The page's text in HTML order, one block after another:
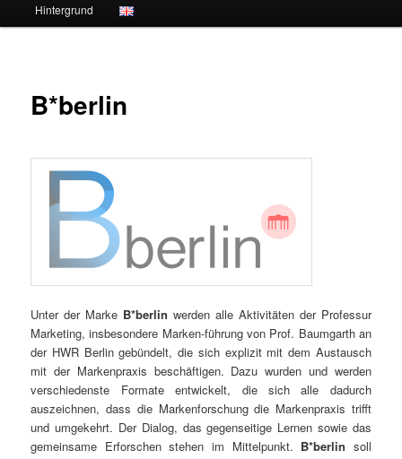
Hintergrund
B*berlin
Unter der Marke B*berlin werden alle Aktivitäten der Professur
Marketing, insbesondere Marken-führung von Prof. Baumgarth an
der HWR Berlin gebündelt, die sich explizit mit dem Austausch
mit der Markenpraxis beschäftigen. Dazu wurden und werden
verschiedenste Formate entwickelt, die sich alle dadurch
auszeichnen, dass die Markenforschung die Markenpraxis trifft
und umgekehrt. Der Dialog, das gegenseitige Lernen sowie das
gemeinsame Erforschen stehen im Mittelpunkt. B*berlin soll